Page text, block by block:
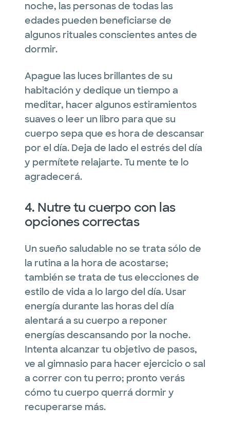
noche, las personas de todas las
edades pueden beneficiarse de
algunos rituales conscientes antes de
dormir.
Apague las luces brillantes de su
habitación y dedique un tiempo a
meditar, hacer algunos estiramientos
suaves o leer un libro para que su
cuerpo sepa que es hora de descansar
por el día. Deja de lado el estrés del día
y permítete relajarte. Tu mente te lo
agradecerá.
4. Nutre tu cuerpo con las
opciones correctas
Un sueño saludable no se trata sólo de
la rutina a la hora de acostarse;
también se trata de tus elecciones de
estilo de vida a lo largo del día. Usar
energía durante las horas del día
alentará a su cuerpo a reponer
energías descansando por la noche.
Intenta alcanzar tu objetivo de pasos,
ve al gimnasio para hacer ejercicio o sal
a correr con tu perro; pronto verás
cómo tu cuerpo querrá dormir y
recuperarse más.